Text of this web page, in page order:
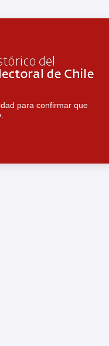
para confirmar que